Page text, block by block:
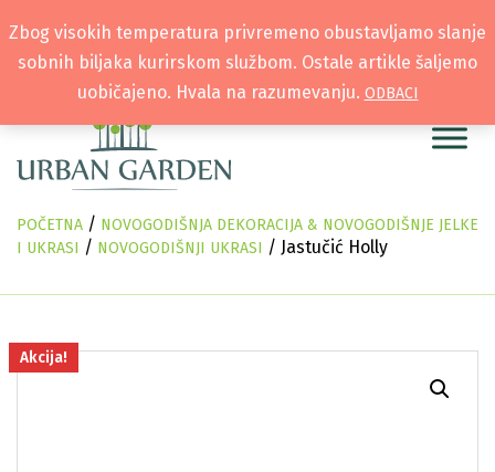
POČETNA / NOVOGODIŠNJA DEKORACIJA & NOVOGODIŠNJE JELKE
I UKRASI / NOVOGODIŠNJI UKRASI / Jastučić Holly
Akcija!
Zbog visokih temperatura privremeno obustavljamo slanje
sobnih biljaka kurirskom službom. Ostale artikle šaljemo
uobičajeno. Hvala na razumevanju. ODBACI